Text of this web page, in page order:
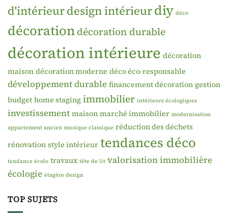
d'intérieurdesign intérieurdiy déco
décorationdécoration durable
décoration intérieure décoration
maison décoration moderne déco éco-responsable
développement durable financement décoration gestion
budget home staging immobilier intérieurs écologiques
investissement maison marché immobilier modernisation
appartement ancien musique classique réduction des déchets
rénovation style intérieur tendances déco
tendance écolo travaux tête de lit valorisation immobilière
écologie étagère design
TOP SUJETS